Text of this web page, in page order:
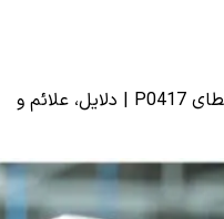
راهنمای جامع عیب یابی کد خطای P0417 | دلایل، علائم و